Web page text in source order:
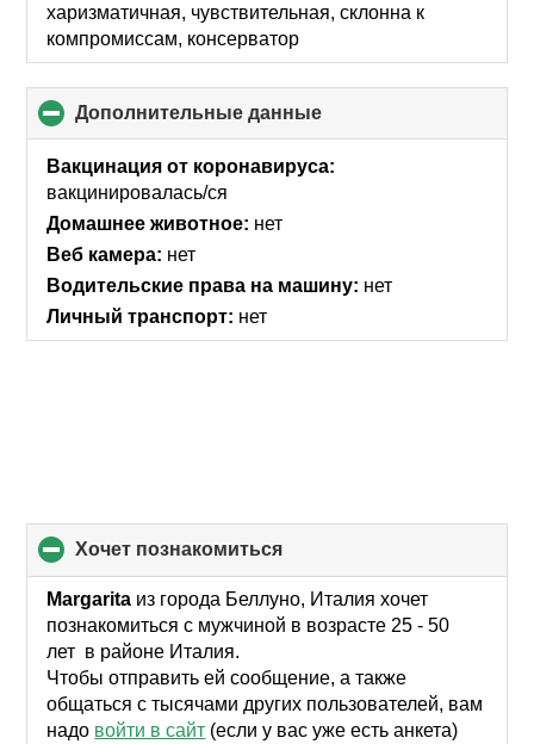
харизматичная, чувствительная, склонна к
компромиссам, консерватор
Дополнительные данные
to
collapse
Вакцинация от коронавируса:
вакцинировалась/ся
Домашнее животное: нет
Веб камера: нет
Водительские права на машину: нет
Личный транспорт: нет
хочет познакомиться
to
collapse
contents
Margarita из города Беллуно, Италия хочет
познакомиться с мужчиной в возрасте 25 - 50
лет в районе Италия.
Чтобы отправить ей сообщение, а также
общаться с тысячами других пользователей, вам
надо войти в сайт (если у вас уже есть анкета)